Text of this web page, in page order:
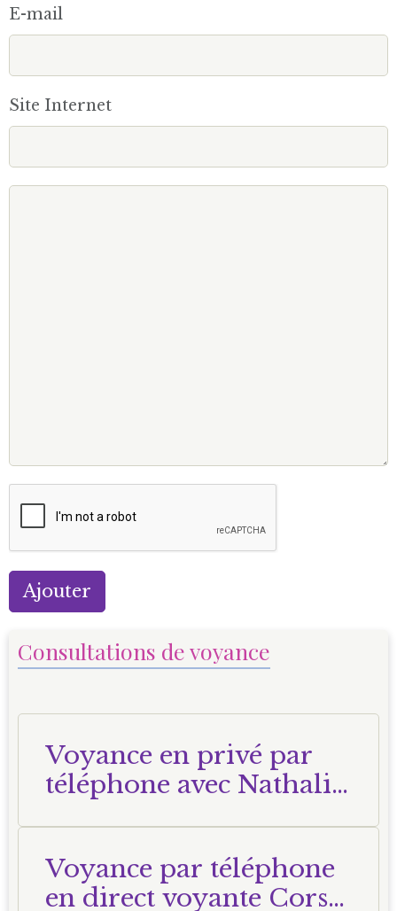
E-mail
Site Internet
Ajouter
Consultations de voyance
Voyance en privé par
téléphone avec Nathalie
Voyance par téléphone
en direct voyante Corse